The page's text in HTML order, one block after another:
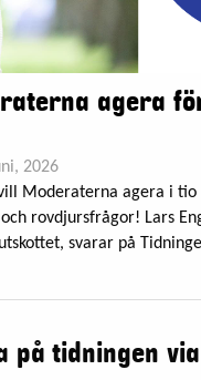
agera
2026
vill Moderaterna agera i
rovdjursfrågor! Lars
svarar på
på tidningen